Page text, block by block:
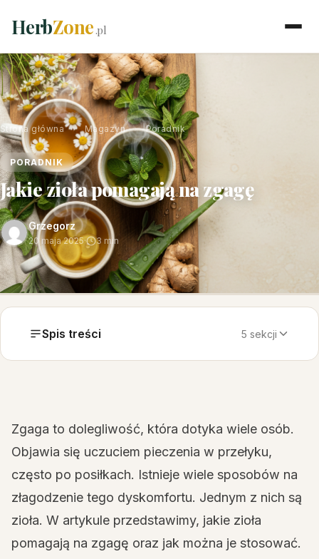
HerbZone.pl
Strona główna › Magazyn › Poradnik
PORADNIK
Jakie zioła pomagają na zgagę
Grzegorz
20 maja 2025· 3 min
Spis treści 5 sekcji
Zgaga to dolegliwość, która dotyka wiele osób.
Objawia się uczuciem pieczenia w przełyku,
często po posiłkach. Istnieje wiele sposobów na
złagodzenie tego dyskomfortu. Jednym z nich są
zioła. W artykule przedstawimy, jakie zioła
pomagają na zgagę oraz jak można je stosować.